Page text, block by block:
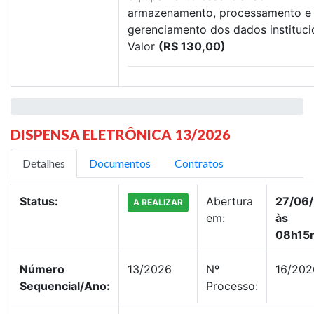
armazenamento, processamento e
gerenciamento dos dados
Valor (R$ 130,00)
DISPENSA ELETRÔNICA 13/2026
Detalhes Documentos Contratos
Status: A REALIZAR
Abertura
em:
27/
às
Número
Sequencial/Ano:
13/2026
Nº
Processo:
16/